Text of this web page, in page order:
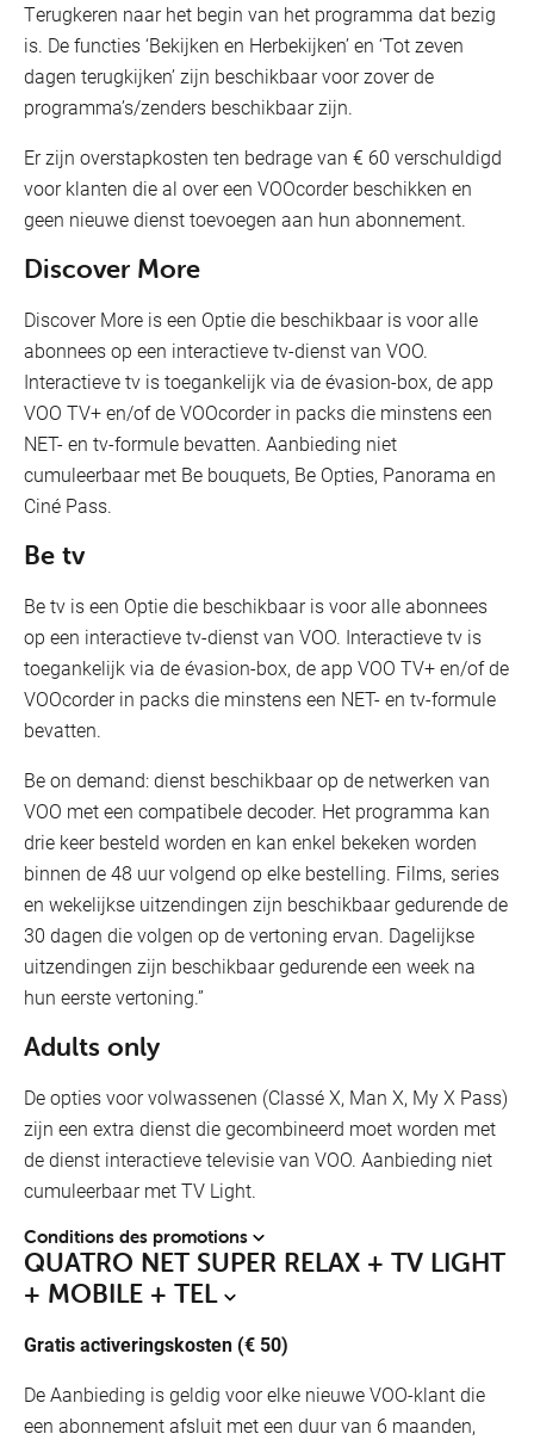
Terugkeren naar het begin van het programma dat bezig
is. De functies ‘Bekijken en Herbekijken’ en ‘Tot zeven
dagen terugkijken’ zijn beschikbaar voor zover de
programma’s/zenders beschikbaar zijn.
Er zijn overstapkosten ten bedrage van € 60 verschuldigd
voor klanten die al over een VOOcorder beschikken en
geen nieuwe dienst toevoegen aan hun abonnement.
Discover More
Discover More is een Optie die beschikbaar is voor alle
abonnees op een interactieve tv-dienst van VOO.
Interactieve tv is toegankelijk via de évasion-box, de app
VOO TV+ en/of de VOOcorder in packs die minstens een
NET- en tv-formule bevatten. Aanbieding niet
cumuleerbaar met Be bouquets, Be Opties, Panorama en
Ciné Pass.
Be tv
Be tv is een Optie die beschikbaar is voor alle abonnees
op een interactieve tv-dienst van VOO. Interactieve tv is
toegankelijk via de évasion-box, de app VOO TV+ en/of de
VOOcorder in packs die minstens een NET- en tv-formule
bevatten.
Be on demand: dienst beschikbaar op de netwerken van
VOO met een compatibele decoder. Het programma kan
drie keer besteld worden en kan enkel bekeken worden
binnen de 48 uur volgend op elke bestelling. Films, series
en wekelijkse uitzendingen zijn beschikbaar gedurende de
30 dagen die volgen op de vertoning ervan. Dagelijkse
uitzendingen zijn beschikbaar gedurende een week na
hun eerste vertoning.”
Adults only
De opties voor volwassenen (Classé X, Man X, My X Pass)
zijn een extra dienst die gecombineerd moet worden met
de dienst interactieve televisie van VOO. Aanbieding niet
cumuleerbaar met TV Light.
Conditions des promotions
QUATRO NET SUPER RELAX + TV LIGHT
+ MOBILE + TEL
Gratis activeringskosten (€ 50)
De Aanbieding is geldig voor elke nieuwe VOO-klant die
een abonnement afsluit met een duur van 6 maanden,